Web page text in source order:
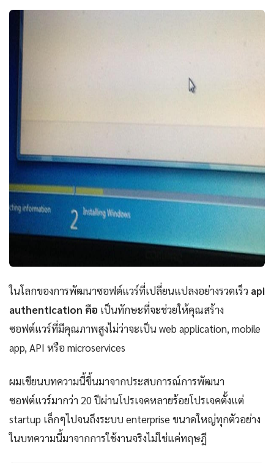
ในโลกของการพัฒนาซอฟต์แวร์ที่เปลี่ยนแปลงอย่างรวดเร็ว api
authentication คือ เป็นทักษะที่จะช่วยให้คุณสร้าง
ซอฟต์แวร์ที่มีคุณภาพสูงไม่ว่าจะเป็น web application, mobile
app, API หรือ microservices
ผมเขียนบทความนี้ขึ้นมาจากประสบการณ์การพัฒนา
ซอฟต์แวร์มากว่า 20 ปีผ่านโปรเจคหลายร้อยโปรเจคตั้งแต่
startup เล็กๆไปจนถึงระบบ enterprise ขนาดใหญ่ทุกตัวอย่าง
ในบทความนี้มาจากการใช้งานจริงไม่ใช่แค่ทฤษฎี